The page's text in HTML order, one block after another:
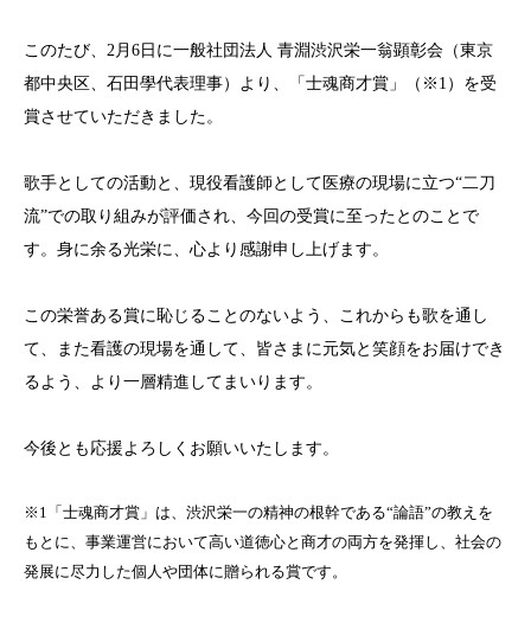
このたび、2月6日に一般社団法人 青淵渋沢栄一翁顕彰会（東京
都中央区、石田學代表理事）より、「士魂商才賞」（※1）を受
賞させていただきました。
歌手としての活動と、現役看護師として医療の現場に立つ“二刀
流”での取り組みが評価され、今回の受賞に至ったとのことで
す。身に余る光栄に、心より感謝申し上げます。
この栄誉ある賞に恥じることのないよう、これからも歌を通し
て、また看護の現場を通して、皆さまに元気と笑顔をお届けでき
るよう、より一層精進してまいります。
今後とも応援よろしくお願いいたします。
※1「士魂商才賞」は、渋沢栄一の精神の根幹である“論語”の教えを
もとに、事業運営において高い道徳心と商才の両方を発揮し、社会の
発展に尽力した個人や団体に贈られる賞です。